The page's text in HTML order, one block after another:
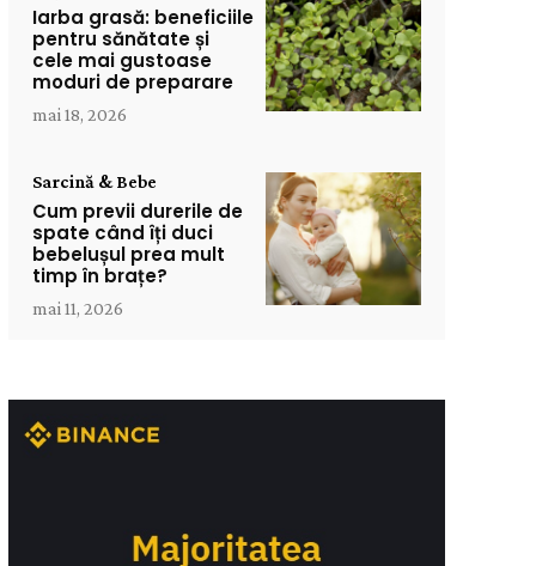
Iarba grasă: beneficiile
pentru sănătate și
cele mai gustoase
moduri de preparare
mai 18, 2026
Sarcină & Bebe
Cum previi durerile de
spate când îți duci
bebelușul prea mult
timp în brațe?
mai 11, 2026